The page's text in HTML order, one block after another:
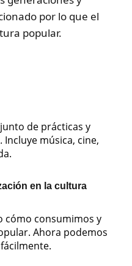
por lo que el
popular.
de prácticas y
música, cine,
en la cultura
cómo consumimos y
Ahora podemos